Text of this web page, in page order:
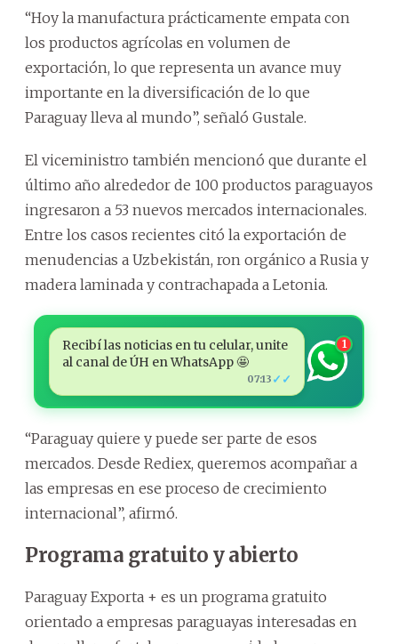
“Hoy la manufactura prácticamente empata con
los productos agrícolas en volumen de
exportación, lo que representa un avance muy
importante en la diversificación de lo que
Paraguay lleva al mundo”, señaló Gustale.
El viceministro también mencionó que durante el
último año alrededor de 100 productos paraguayos
ingresaron a 53 nuevos mercados internacionales.
Entre los casos recientes citó la exportación de
menudencias a Uzbekistán, ron orgánico a Rusia y
madera laminada y contrachapada a Letonia.
Recibí las noticias en tu celular, unite
al canal de ÚH en WhatsApp 🤩
07:13 ✓✓
1
“Paraguay quiere y puede ser parte de esos
mercados. Desde Rediex, queremos acompañar a
las empresas en ese proceso de crecimiento
internacional”, afirmó.
Programa gratuito y abierto
Paraguay Exporta + es un programa gratuito
orientado a empresas paraguayas interesadas en